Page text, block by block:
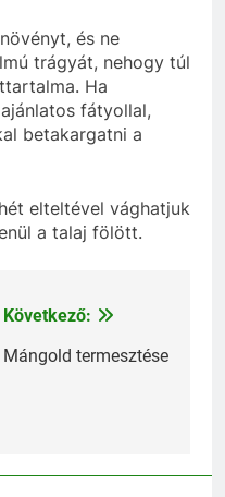
és ne
trágyát, nehogy túl
Ha
fátyollal,
betakargatni a
elteltével vághatjuk
a talaj fölött.
Következő:
Mángold termesztése